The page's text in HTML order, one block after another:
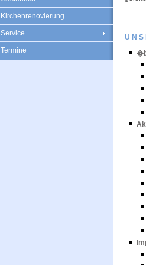
Kirchenrenovierung
Service
Termine